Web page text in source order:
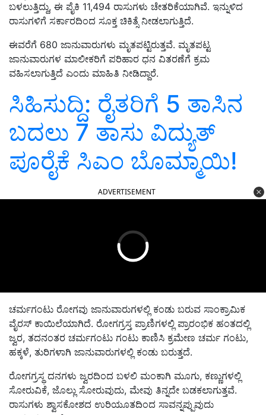
ಬಳಲುತ್ತಿದ್ದು, ಈ ಪೈಕಿ 11,494 ರಾಸುಗಳು ಚೇತರಿಕೆಯಾಗಿವೆ. ಇನ್ನುಳಿದ
ರಾಸುಗಳಿಗೆ ಸರ್ಕಾರದಿಂದ ಸೂಕ್ತ ಚಿಕಿತ್ಸೆ ನೀಡಲಾಗುತ್ತಿದೆ.
ಈವರೆಗೆ 680 ಜಾನುವಾರುಗಳು ಮೃತಪಟ್ಟಿರುತ್ತವೆ. ಮೃತಪಟ್ಟ
ಜಾನುವಾರುಗಳ ಮಾಲೀಕರಿಗೆ ಪರಿಹಾರ ಧನ ವಿತರಣೆಗೆ ಕ್ರಮ
ವಹಿಸಲಾಗುತ್ತಿದೆ ಎಂದು ಮಾಹಿತಿ ನೀಡಿದ್ದಾರೆ.
ಸಿಹಿಸುದ್ದಿ: ರೈತರಿಗೆ 5 ತಾಸಿನ
ಬದಲು 7 ತಾಸು ವಿದ್ಯುತ್‌
ಪೂರೈಕೆ ಸಿಎಂ ಬೊಮ್ಮಾಯಿ!
ADVERTISEMENT
ಚರ್ಮಗಂಟು ರೋಗವು ಜಾನುವಾರುಗಳಲ್ಲಿ ಕಂಡು ಬರುವ ಸಾಂಕ್ರಾಮಿಕ
ವೈರಸ್ ಕಾಯಿಲೆಯಾಗಿದೆ. ರೋಗಗ್ರಸ್ತ ಪ್ರಾಣಿಗಳಲ್ಲಿ ಪ್ರಾರಂಭಿಕ ಹಂತದಲ್ಲಿ
ಜ್ವರ, ತದನಂತರ ಚರ್ಮಗಂಟು ಗಂಟು ಕಾಣಿಸಿ ಕ್ರಮೇಣ ಚರ್ಮ ಗಂಟು,
ಹಕ್ಕಳೆ, ತುರಿಗಳಾಗಿ ಜಾನುವಾರುಗಳಲ್ಲಿ ಕಂಡು ಬರುತ್ತದೆ.
ರೋಗಗ್ರಸ್ಥ ದನಗಳು ಜ್ವರದಿಂದ ಬಳಲಿ ಮಂಕಾಗಿ ಮೂಗು, ಕಣ್ಣುಗಳಲ್ಲಿ
ಸೋರುವಿಕೆ, ಜೊಲ್ಲು ಸೋರುವುದು, ಮೇವು ತಿನ್ನದೇ ಬಡಕಲಾಗುತ್ತವೆ.
ರಾಸುಗಳು ಶ್ವಾಸಕೋಶದ ಉರಿಯೂತದಿಂದ ಸಾವನ್ನಪ್ಪುವುದು